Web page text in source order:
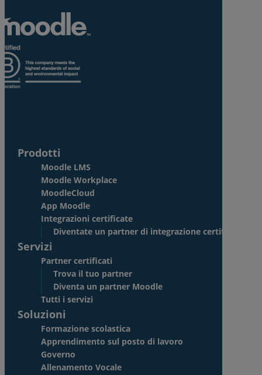
Prodotti
Moodle LMS
Moodle Workplace
MoodleCloud
App Moodle
Integrazioni certificate
Diventate un partner di integrazione certificato
Servizi
Partner certificati
Trova il tuo partner
Diventa un partner Moodle
Tutti i servizi
Soluzioni
Formazione scolastica
Apprendimento sul posto di lavoro
Governo
Allenamento Vocale